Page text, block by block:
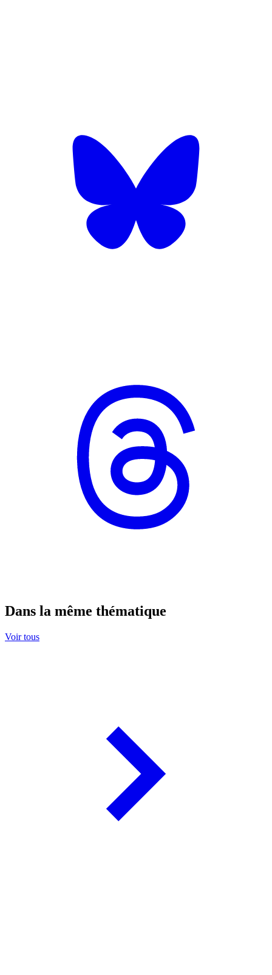
Dans la même thématique
Voir tous